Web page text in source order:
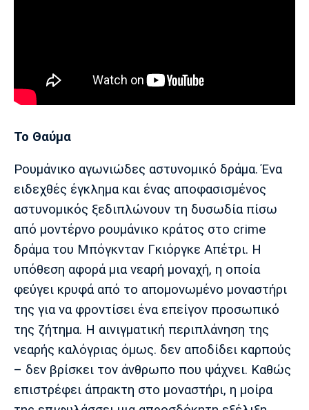
Το Θαύμα
Ρουμάνικο αγωνιώδες αστυνομικό δράμα. Ένα
ειδεχθές έγκλημα και ένας αποφασισμένος
αστυνομικός ξεδιπλώνουν τη δυσωδία πίσω
από μοντέρνο ρουμάνικο κράτος στο crime
δράμα του Μπόγκνταν Γκιόργκε Απέτρι. Η
υπόθεση αφορά μια νεαρή μοναχή, η οποία
φεύγει κρυφά από το απομονωμένο μοναστήρι
της για να φροντίσει ένα επείγον προσωπικό
της ζήτημα. Η αινιγματική περιπλάνηση της
νεαρής καλόγριας όμως. δεν αποδίδει καρπούς
– δεν βρίσκει τον άνθρωπο που ψάχνει. Καθώς
επιστρέφει άπρακτη στο μοναστήρι, η μοίρα